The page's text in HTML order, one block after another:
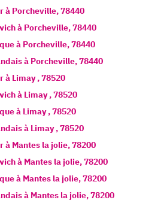
à Porcheville,78440
à Porcheville,78440
à Porcheville,78440
à Porcheville,78440
à Limay,78520
à Limay,78520
à Limay,78520
à Limay,78520
à Mantes la jolie,78200
à Mantes la jolie,78200
à Mantes la jolie,78200
à Mantes la jolie,78200